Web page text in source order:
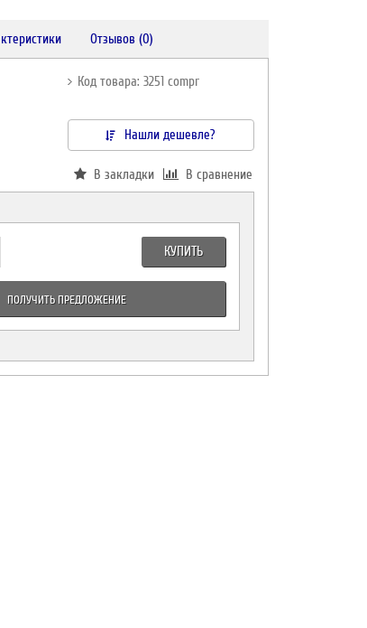
Отзывов (0)
Код товара: 3251 compr
Нашли дешевле?
В закладки В сравнение
КУПИТЬ
ПОЛУЧИТЬ ПРЕДЛОЖЕНИЕ